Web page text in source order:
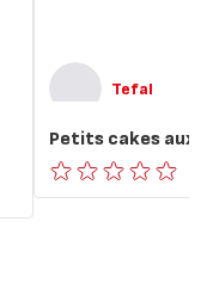
Tefal
Petits cakes aux
ratings.0